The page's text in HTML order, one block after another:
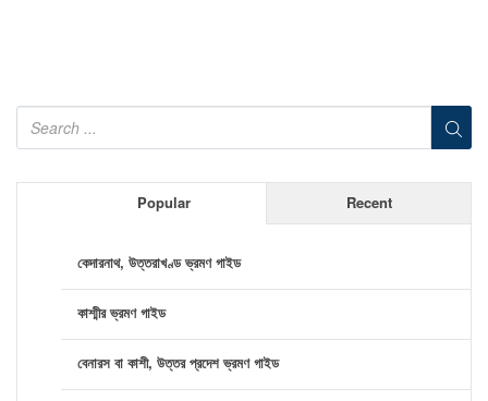
Popular Recent
কেদারনাথ, উত্তরাখণ্ড ভ্রমণ গাইড
কাশ্মীর ভ্রমণ গাইড
বেনারস বা কাশী, উত্তর প্রদেশ ভ্রমণ গাইড